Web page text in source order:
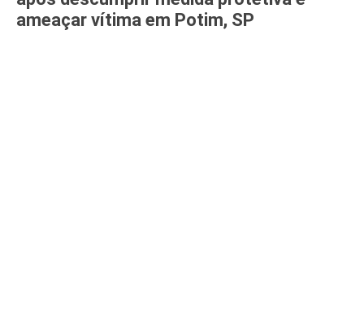
ameaçar vítima em Potim, SP